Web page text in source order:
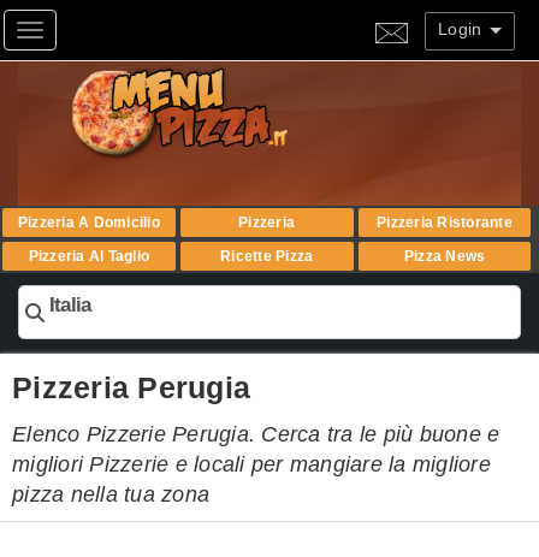
Toggle navigation Login
Pizzeria A Domicilio Pizzeria
Pizzeria Ristorante
Pizzeria Al Taglio
Ricette Pizza Pizza News
Italia
Pizzeria Perugia
Elenco Pizzerie Perugia. Cerca tra le più buone e
migliori Pizzerie e locali per mangiare la migliore
pizza nella tua zona